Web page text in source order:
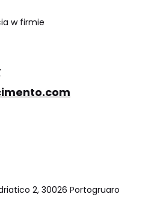
w firmie
2, 30026 Portogruaro